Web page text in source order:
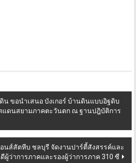
ขอนำเสนอ บังเกอร์ บ้านดินแบบอิฐดิบ
แดนสยามภาคตะวันตก ณ ฐานปฎิบัติการ
อนส์สัตหีบ ชลบุรี จัดงานปาร์ตี้สังสรรค์และ
ผู้ว่าการภาคและรองผู้ว่าการภาค 310 ซี